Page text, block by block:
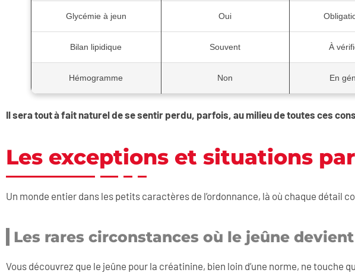
Glycémie à jeun Oui
Bilan lipidique Souvent À
Hémogramme Non En
Il sera tout à fait naturel de se sentir perdu, parfois, au milieu de toutes ces
Les exceptions et situations
Un monde entier dans les petits caractères de l’ordonnance, là où chaque détail
Les rares circonstances où le jeûne
Vous découvrez que le jeûne pour la créatinine, bien loin d’une norme, ne touche